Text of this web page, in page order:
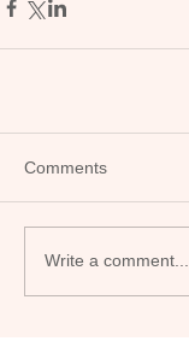
Comments
Write a comment...